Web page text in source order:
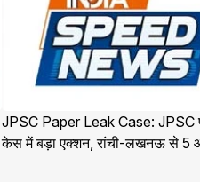
JPSC Paper Leak Case: JPSC
केस में बड़ा एक्शन, रांची-लखनऊ से 5